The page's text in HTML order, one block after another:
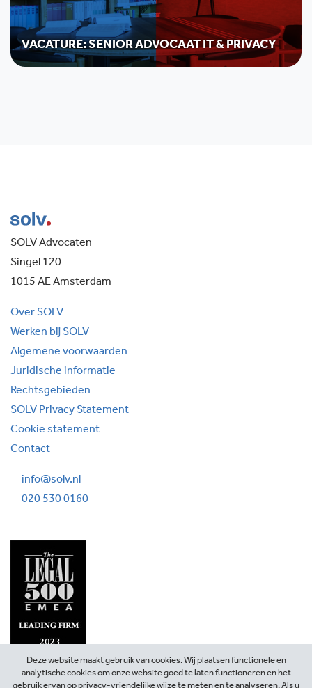
VACATURE: SENIOR ADVOCAAT IT & PRIVACY
SOLV Advocaten
Singel 120
1015 AE Amsterdam
Over SOLV
Werken bij SOLV
Algemene voorwaarden
Juridische informatie
Rechtsgebieden
SOLV Privacy Statement
Cookie statement
Contact
info@solv.nl
020 530 0160
Deze website maakt gebruik van cookies. Wij plaatsen functionele en
analytische cookies om onze website goed te laten functioneren en het